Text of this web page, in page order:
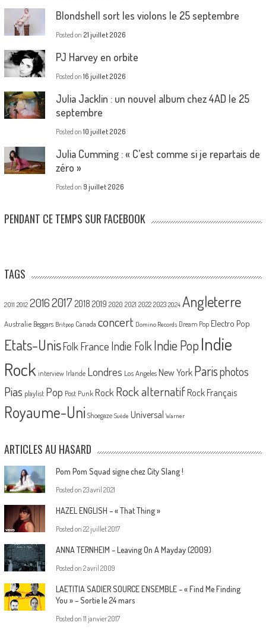
Blondshell sort les violons le 25 septembre
Posted on 21 juillet 2026
PJ Harvey en orbite
Posted on 16 juillet 2026
Julia Jacklin : un nouvel album chez 4AD le 25
septembre
Posted on 10 juillet 2026
Julia Cumming : « C’est comme si je repartais de
zéro »
Posted on 9 juillet 2026
PENDANT CE TEMPS SUR FACEBOOK
TAGS
2011 2012 20162017 2018 2019 2020 2021 2022 2023 2024 Angleterre
Australie Beggars Britpop Canada concert Domino Records Dream Pop Electro Pop
Etats-UnisFolk France Indie Folk Indie PopIndie
Rock interview Irlande Londres Los Angeles New York Parisphotos
Pias playlist Pop Post Punk Rock Rock alternatif Rock Français
Royaume-Uni Shoegaze Suède Universal Warner
ARTICLES AU HASARD
Pom Pom Squad signe chez City Slang !
Posted on 23 avril 2021
HAZEL ENGLISH – « That Thing »
Posted on 22 juillet 2017
ANNA TERNHEIM – Leaving On A Mayday (2009)
Posted on 2 avril 2009
LAETITIA SADIER SOURCE ENSEMBLE – « Find Me Finding
You » – Sortie le 24 mars
Posted on 11 janvier 2017